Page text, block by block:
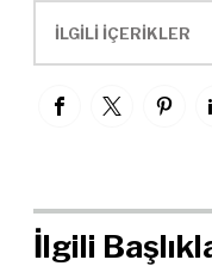
İLGİLİ İÇERİKLER
İlgili